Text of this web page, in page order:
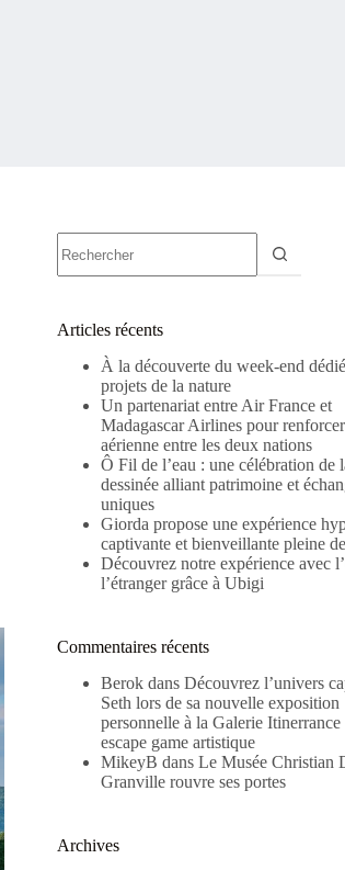
résultat
Articles récents
À la découverte du week-end
projets de la nature
Un partenariat entre Air France et
Madagascar Airlines pour
aérienne entre les deux nations
Ô Fil de l’eau : une célébration de
dessinée alliant patrimoine et
uniques
Giorda propose une expérience
captivante et bienveillante pleine
Découvrez notre expérience avec
l’étranger grâce à Ubigi
Commentaires récents
Berok dansDécouvrez l’univers
Seth lors de sa nouvelle exposition
personnelle à la Galerie Itinerrance
escape game artistique
MikeyB dansLe Musée Christian
Granville rouvre ses portes
Archives